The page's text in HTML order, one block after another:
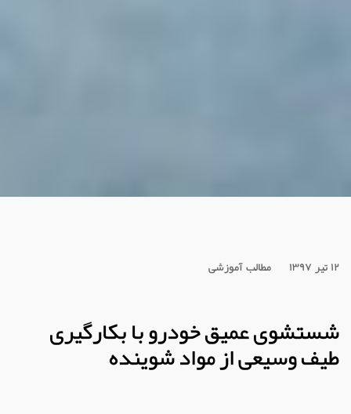
۱۲ تیر ۱۳۹۷ مطالب آموزشی
شستشوی عمیق خودرو با بکارگیری
طیف وسیعی از مواد شوینده